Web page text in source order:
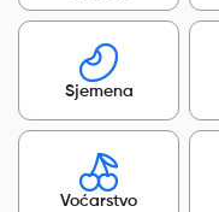
Sjemena
Voćarstvo